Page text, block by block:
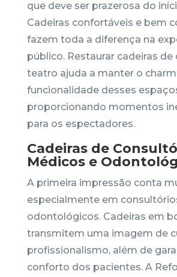
que deve ser prazerosa do
Cadeiras confortáveis e bem
fazem toda a diferença na
público. Restaurar cadeiras de
teatro ajuda a manter o
funcionalidade desses
proporcionando momentos
para os espectadores.
Cadeiras de
Médicos e
A primeira impressão conta
especialmente em
odontológicos. Cadeiras em
transmitem uma imagem de
profissionalismo, além de
conforto dos pacientes. A